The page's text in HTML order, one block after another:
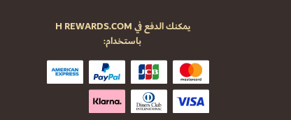
يمكنك الدفع في H REWARDS.COM
باستخدام: